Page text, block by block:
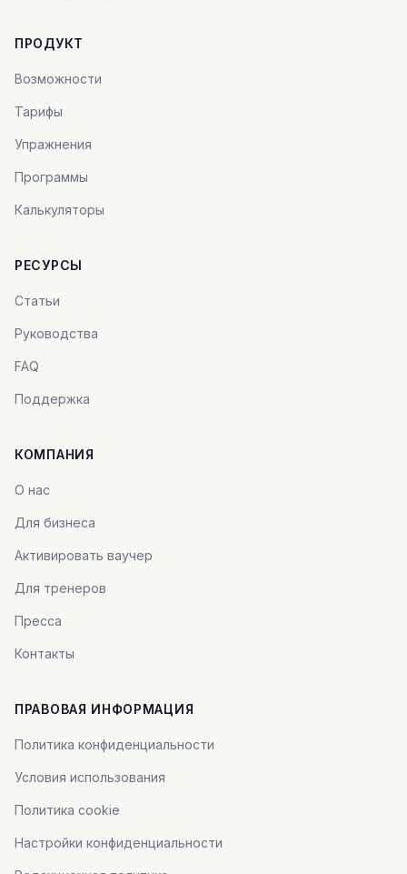
ПРОДУКТ
Возможности
Тарифы
Упражнения
Программы
Калькуляторы
РЕСУРСЫ
Статьи
Руководства
FAQ
Поддержка
КОМПАНИЯ
О нас
Для бизнеса
Активировать ваучер
Для тренеров
Пресса
Контакты
ПРАВОВАЯ ИНФОРМАЦИЯ
Политика конфиденциальности
Условия использования
Политика cookie
Настройки конфиденциальности